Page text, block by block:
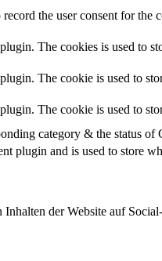
the user consent for the
The cookies is used to
The cookie is used to
The cookie is used to
category & the status
plugin and is used to store
der Website auf